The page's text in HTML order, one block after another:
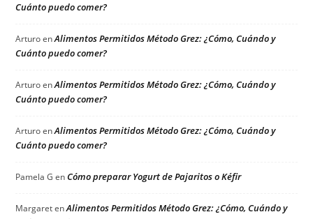
Cuánto puedo comer?
ArturoenAlimentos Permitidos Método Grez: ¿Cómo, Cuándo y
Cuánto puedo comer?
ArturoenAlimentos Permitidos Método Grez: ¿Cómo, Cuándo y
Cuánto puedo comer?
ArturoenAlimentos Permitidos Método Grez: ¿Cómo, Cuándo y
Cuánto puedo comer?
Pamela G enCómo preparar Yogurt de Pajaritos o Kéfir
MargaretenAlimentos Permitidos Método Grez: ¿Cómo, Cuándo y